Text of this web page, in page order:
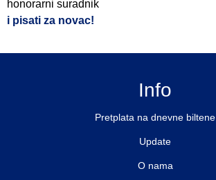
honorarni suradnik
i pisati za novac!
Info
Pretplata na dnevne biltene
Update
O nama